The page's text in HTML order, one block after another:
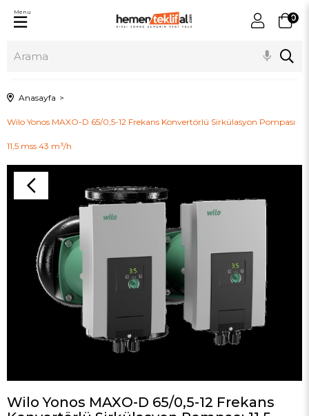
0
Menu
Anasayfa
Wilo Yonos MAXO-D 65/0,5-12 Frekans Konvertörlü Sirkülasyon Pompası
11,5 mss 43 m³/h
Wilo Yonos MAXO-D 65/0,5-12 Frekans